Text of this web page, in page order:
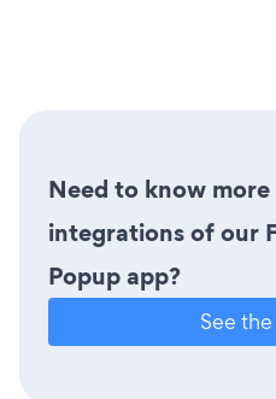
Need to know
integrations of our
Popup app?
See